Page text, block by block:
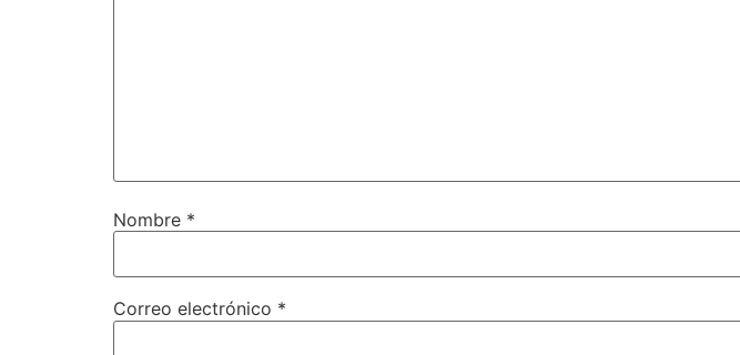
Nombre *
Correo electrónico *